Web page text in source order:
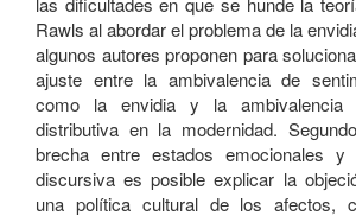
Rawls al abordar el problema de la
algunos autores proponen para
ajuste entre la ambivalencia de
como la envidia y la ambivalencia
distributiva en la modernidad.
brecha entre estados emocionales y
discursiva es posible explicar la
una política cultural de los afectos,